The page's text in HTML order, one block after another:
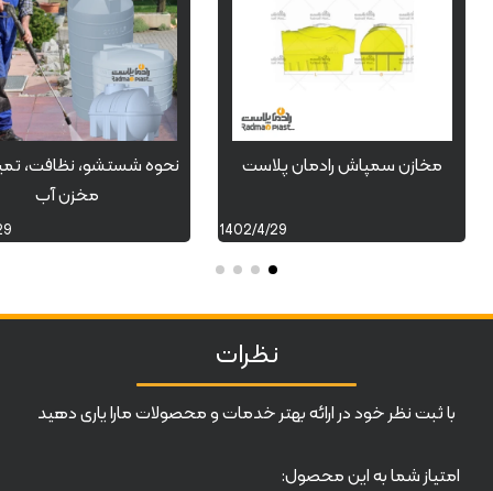
مخازن سمپاش رادمان پلاست
1402/4/29
نحوه شستشو، نظافت،
مخزن آب
نظرات
با ثبت نظر خود در ارائه بهتر خدمات و محصولات مارا یاری دهید
امتیاز شما به این محصول: